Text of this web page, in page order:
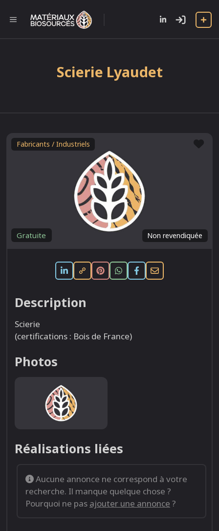
contenu
MENU
Scierie Lyaudet
Non revendiquée
Gratuite
Fabricants / Industriels
Description
Scierie
(certifications : Bois de France)
Photos
Réalisations liées
Aucune annonce ne correspond à votre
recherche. Il manque quelque chose ?
Pourquoi ne pas ajouter une annonce ?